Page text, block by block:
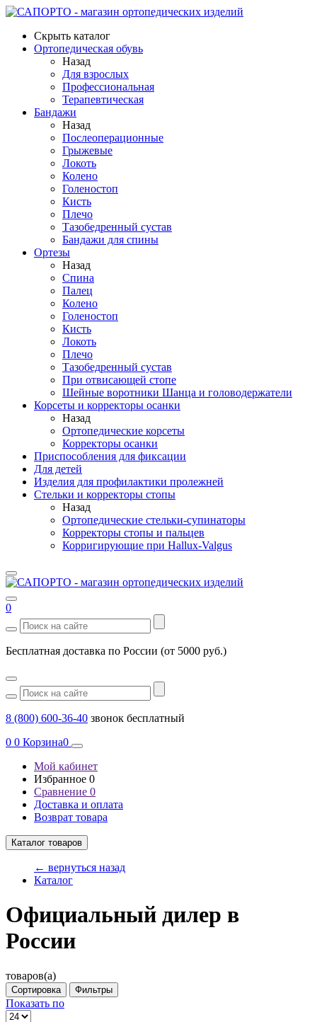
Скрыть каталог
Ортопедическая обувь
Назад
Для взрослых
Профессиональная
Терапевтическая
Бандажи
Назад
Послеоперационные
Грыжевые
Локоть
Колено
Голеностоп
Кисть
Плечо
Тазобедренный сустав
Бандажи для спины
Ортезы
Назад
Спина
Палец
Колено
Голеностоп
Кисть
Локоть
Плечо
Тазобедренный сустав
При отвисающей стопе
Шейные воротники Шанца и головодержатели
Корсеты и корректоры осанки
Назад
Ортопедические корсеты
Корректоры осанки
Приспособления для фиксации
Для детей
Изделия для профилактики пролежней
Стельки и корректоры стопы
Назад
Ортопедические стельки-супинаторы
Корректоры стопы и пальцев
Корригирующие при Hallux-Valgus
0
Бесплатная доставка по России (от 5000 руб.)
8 (800) 600-36-40 звонок бесплатный
0 0 Корзина0
Мой кабинет
Избранное 0
Сравнение 0
Доставка и оплата
Возврат товара
Каталог товаров
← вернуться назад
Каталог
Официальный дилер в
России
товаров(а)
Сортировка Фильтры
Показать по